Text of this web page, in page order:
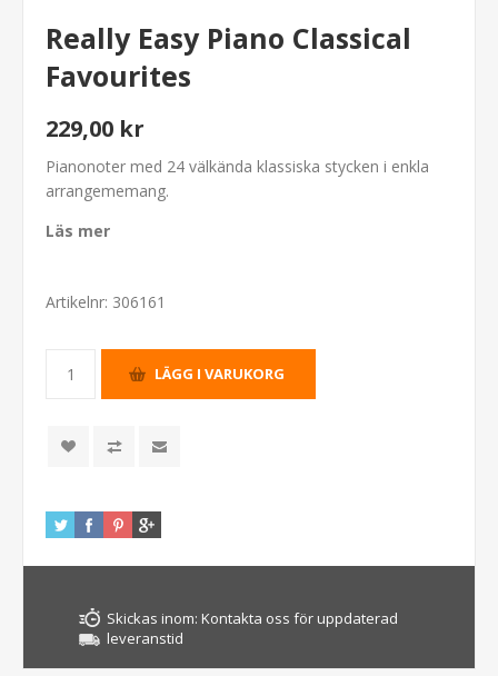
Really Easy Piano Classical
Favourites
229,00 kr
Pianonoter med 24 välkända klassiska stycken i enkla
arrangememang.
Läs mer
Artikelnr: 306161
Skickas inom: Kontakta oss för uppdaterad
leveranstid